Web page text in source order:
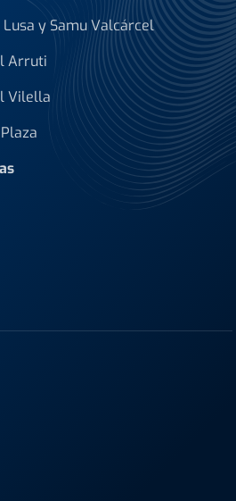
Lusa y Samu Valcárcel
Arruti
Vilella